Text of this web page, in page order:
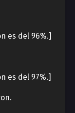
es del 96%.]
es del 97%.]